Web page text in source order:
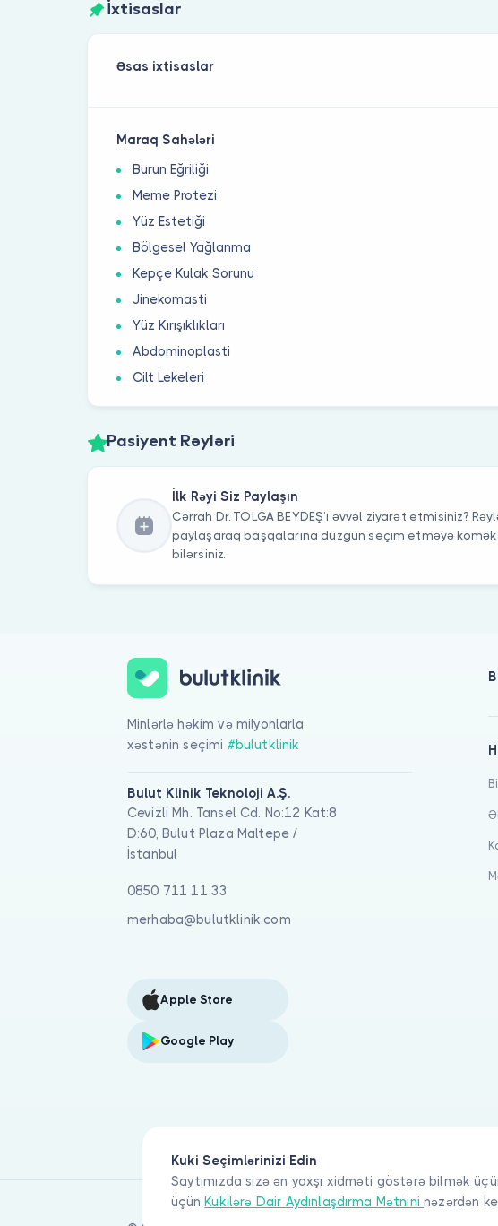
İxtisaslar
Əsas ixtisaslar
Maraq Sahələri
Burun Eğriliği
Meme Protezi
Yüz Estetiği
Bölgesel Yağlanma
Kepçe Kulak Sorunu
Jinekomasti
Yüz Kırışıklıkları
Abdominoplasti
Cilt Lekeleri
Pasiyent Rəyləri
İlk Rəyi Siz Paylaşın
Cərrah Dr. TOLGA BEYDEŞ’ı əvvəl ziyarət etmisiniz?
paylaşaraq başqalarına düzgün seçim etməyə
bilərsiniz.
Kuki Seçimlərinizi Edin
Saytımızda sizə ən yaxşı xidməti göstərə bilmək
üçün Kukilərə Dair Aydınlaşdırma Mətnininəzərdən
Minlərlə həkim və milyonlarla
xəstənin seçimi #bulutklinik
Bulut Klinik Teknoloji A.Ş.
Cevizli Mh. Tansel Cd. No:12 Kat:8
D:60, Bulut Plaza Maltepe /
İstanbul
0850 711 11 33
merhaba@bulutklinik.com
Apple Store
Google Play